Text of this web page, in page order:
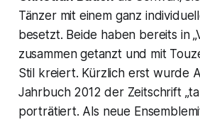
Tänzer mit einem ganz
besetzt. Beide haben bereits in
zusammen getanzt und mit
Stil kreiert. Kürzlich erst wurde
Jahrbuch 2012 der Zeitschrift
porträtiert. Als neue